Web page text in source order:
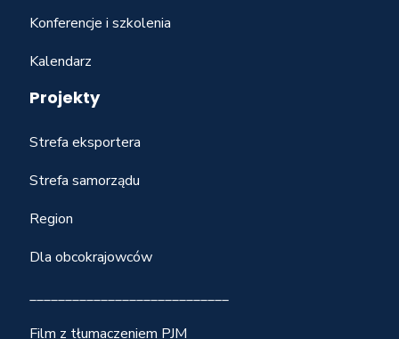
Konferencje i szkolenia
Kalendarz
Projekty
Strefa eksportera
Strefa samorządu
Region
Dla obcokrajowców
____________________________
Film z tłumaczeniem PJM